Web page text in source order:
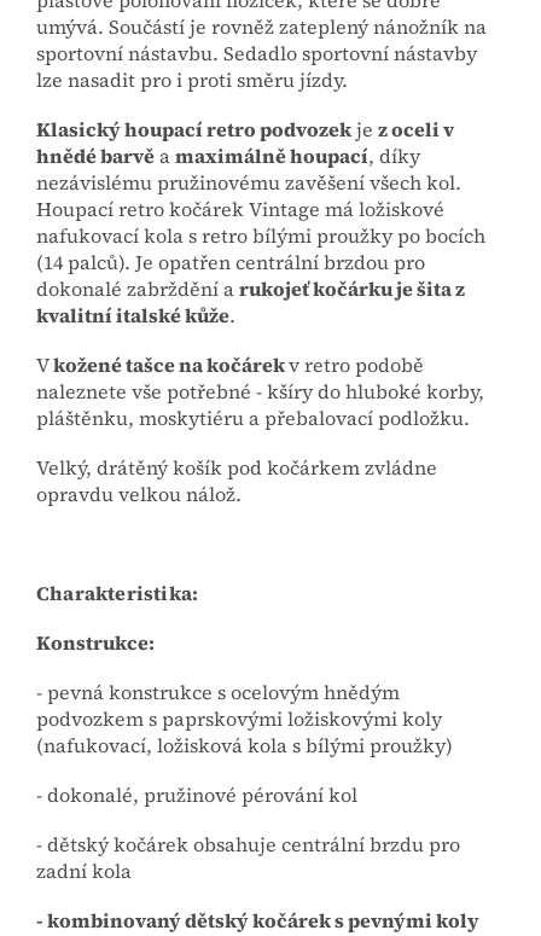
umývá. Součástí je rovněž zateplený nánožník na
sportovní nástavbu. Sedadlo sportovní nástavby
lze nasadit pro i proti směru jízdy.
Klasický houpací retro podvozekje z oceli v
hnědé barvěamaximálně houpací, díky
nezávislému pružinovému zavěšení všech kol.
Houpací retro kočárek Vintage má ložiskové
nafukovací kola s retro bílými proužky po bocích
(14 palců). Je opatřen centrální brzdou pro
dokonalé zabrždění arukojeť kočárku je šita z
kvalitní italské kůže.
Vkožené tašce na kočárekv retro podobě
naleznete vše potřebné - kšíry do hluboké korby,
pláštěnku, moskytiéru a přebalovací podložku.
Velký, drátěný košík pod kočárkem zvládne
opravdu velkou nálož.
Charakteristika:
Konstrukce:
- pevná konstrukce s ocelovým hnědým
podvozkem s paprskovými ložiskovými koly
(nafukovací, ložisková kola s bílými proužky)
- dokonalé, pružinové pérování kol
- dětský kočárek obsahuje centrální brzdu pro
zadní kola
- kombinovaný dětský kočárek s pevnými koly